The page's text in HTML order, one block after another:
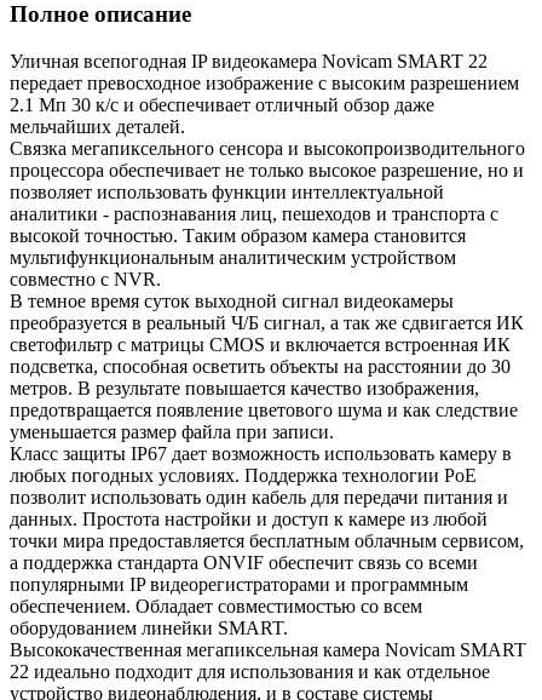
Полное описание
Уличная всепогодная IP видеокамера Novicam SMART 22
передает превосходное изображение с высоким разрешением
2.1 Мп 30 к/с и обеспечивает отличный обзор даже
мельчайших деталей.
Связка мегапиксельного сенсора и высокопроизводительного
процессора обеспечивает не только высокое разрешение, но и
позволяет использовать функции интеллектуальной
аналитики - распознавания лиц, пешеходов и транспорта с
высокой точностью. Таким образом камера становится
мультифункциональным аналитическим устройством
совместно с NVR.
В темное время суток выходной сигнал видеокамеры
преобразуется в реальный Ч/Б сигнал, а так же сдвигается ИК
светофильтр с матрицы CMOS и включается встроенная ИК
подсветка, способная осветить объекты на расстоянии до 30
метров. В результате повышается качество изображения,
предотвращается появление цветового шума и как следствие
уменьшается размер файла при записи.
Класс защиты IP67 дает возможность использовать камеру в
любых погодных условиях. Поддержка технологии РоЕ
позволит использовать один кабель для передачи питания и
данных. Простота настройки и доступ к камере из любой
точки мира предоставляется бесплатным облачным сервисом,
а поддержка стандарта ONVIF обеспечит связь со всеми
популярными IP видеорегистраторами и программным
обеспечением. Обладает совместимостью со всем
оборудованием линейки SMART.
Высококачественная мегапиксельная камера Novicam SMART
22 идеально подходит для использования и как отдельное
устройство видеонаблюдения, и в составе системы